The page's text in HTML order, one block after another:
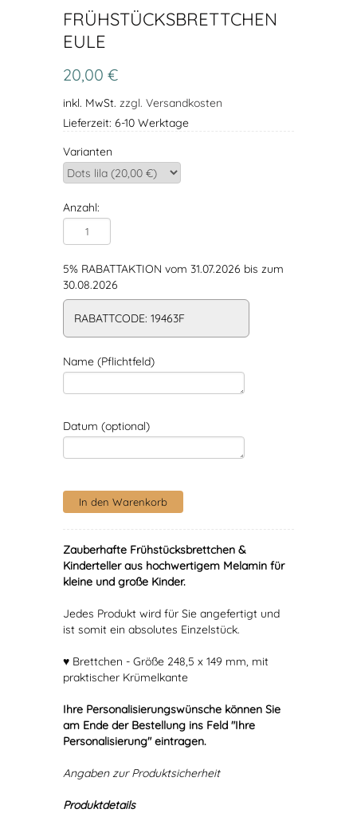
FRÜHSTÜCKSBRETTCHEN
EULE
20,00 €
inkl. MwSt. zzgl. Versandkosten
Lieferzeit: 6-10 Werktage
Varianten
Anzahl:
5% RABATTAKTION vom 31.07.2026 bis zum
30.08.2026
RABATTCODE: 19463F
Name (Pflichtfeld)
Datum (optional)
Zauberhafte Frühstücksbrettchen &
Kinderteller aus hochwertigem Melamin für
kleine und große Kinder.
Jedes Produkt wird für Sie angefertigt und
ist somit ein absolutes Einzelstück.
♥ Brettchen - Größe 248,5 x 149 mm, mit
praktischer Krümelkante
Ihre Personalisierungswünsche können Sie
am Ende der Bestellung ins Feld "Ihre
Personalisierung" eintragen.
Angaben zur Produktsicherheit
Produktdetails